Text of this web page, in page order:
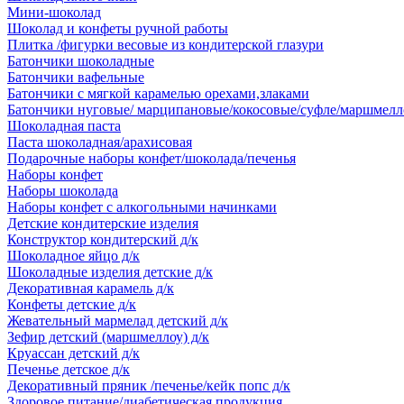
Мини-шоколад
Шоколад и конфеты ручной работы
Плитка /фигурки весовые из кондитерской глазури
Батончики шоколадные
Батончики вафельные
Батончики с мягкой карамелью орехами,злаками
Батончики нуговые/ марципановые/кокосовые/суфле/
Шоколадная паста
Паста шоколадная/арахисовая
Подарочные наборы конфет/шоколада/печенья
Наборы конфет
Наборы шоколада
Наборы конфет с алкогольными начинками
Детские кондитерские изделия
Конструктор кондитерский д/к
Шоколадное яйцо д/к
Шоколадные изделия детские д/к
Декоративная карамель д/к
Конфеты детские д/к
Жевательный мармелад детский д/к
Зефир детский (маршмеллоу) д/к
Круассан детский д/к
Печенье детское д/к
Декоративный пряник /печенье/кейк попс д/к